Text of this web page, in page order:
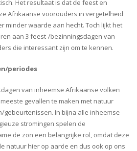
Het resultaat is dat de feest en
Afrikaanse voorouders in vergetelheid
minder waarde aan hecht. Toch lijkt het
aan 3 feest-/bezinningsdagen van
die interessant zijn om te kennen.
periodes
van inheemse Afrikaanse volken
gevallen te maken met natuur
gebeurtenissen. In bijna alle inheemse
stromingen spelen de
de zon een belangrijke rol, omdat deze
natuur hier op aarde en dus ook op ons